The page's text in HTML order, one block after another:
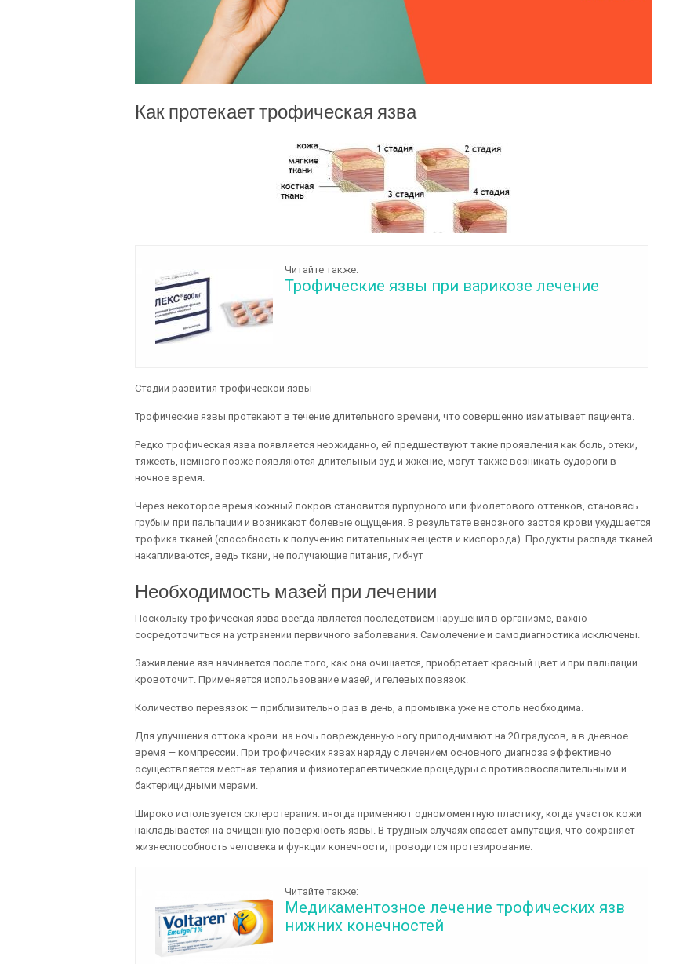
Как протекает трофическая язва
Читайте также:
Трофические язвы при варикозе лечение
Стадии развития трофической язвы
Трофические язвы протекают в течение длительного времени, что совершенно изматывает пациента.
Редко трофическая язва появляется неожиданно, ей предшествуют такие проявления как боль, отеки,
тяжесть, немного позже появляются длительный зуд и жжение, могут также возникать судороги в
ночное время.
Через некоторое время кожный покров становится пурпурного или фиолетового оттенков, становясь
грубым при пальпации и возникают болевые ощущения. В результате венозного застоя крови ухудшается
трофика тканей (способность к получению питательных веществ и кислорода). Продукты распада тканей
накапливаются, ведь ткани, не получающие питания, гибнут
Необходимость мазей при лечении
Поскольку трофическая язва всегда является последствием нарушения в организме, важно
сосредоточиться на устранении первичного заболевания. Самолечение и самодиагностика исключены.
Заживление язв начинается после того, как она очищается, приобретает красный цвет и при пальпации
кровоточит. Применяется использование мазей, и гелевых повязок.
Количество перевязок — приблизительно раз в день, а промывка уже не столь необходима.
Для улучшения оттока крови. на ночь поврежденную ногу приподнимают на 20 градусов, а в дневное
время — компрессии. При трофических язвах наряду с лечением основного диагноза эффективно
осуществляется местная терапия и физиотерапевтические процедуры с противовоспалительными и
бактерицидными мерами.
Широко используется склеротерапия. иногда применяют одномоментную пластику, когда участок кожи
накладывается на очищенную поверхность язвы. В трудных случаях спасает ампутация, что сохраняет
жизнеспособность человека и функции конечности, проводится протезирование.
Читайте также:
Медикаментозное лечение трофических язв
нижних конечностей